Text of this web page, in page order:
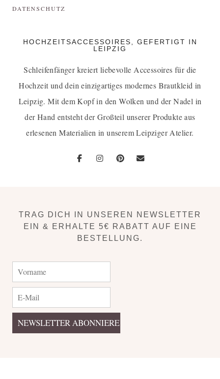
DATENSCHUTZ
HOCHZEITSACCESSOIRES, GEFERTIGT IN
LEIPZIG
Schleifenfänger kreiert liebevolle Accessoires für die
Hochzeit und dein einzigartiges modernes Brautkleid in
Leipzig. Mit dem Kopf in den Wolken und der Nadel in
der Hand entsteht der Großteil unserer Produkte aus
erlesenen Materialien in unserem Leipziger Atelier.
TRAG DICH IN UNSEREN NEWSLETTER
EIN & ERHALTE 5€ RABATT AUF EINE
BESTELLUNG.